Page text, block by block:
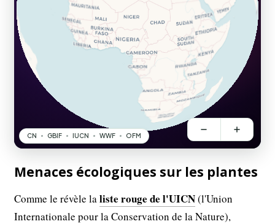
Menaces écologiques sur les plantes
Comme le révèle laliste rouge de l'UICN(l'Union
Internationale pour la Conservation de la Nature),